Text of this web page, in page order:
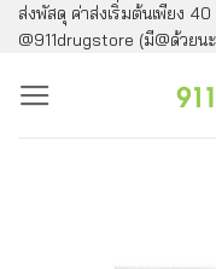
ข้าม
ไป
ยัง
ส่งพัสดุ ค่าส่งเริ่มต้นเพียง 40
@911drugstore (มี@ด้วยน